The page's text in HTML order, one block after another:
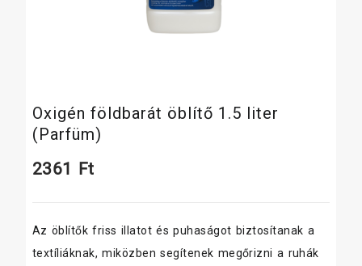
Oxigén földbarát öblítő 1.5 liter
(Parfüm)
2361 Ft
Az öblítők friss illatot és puhaságot biztosítanak a
textíliáknak, miközben segítenek megőrizni a ruhák